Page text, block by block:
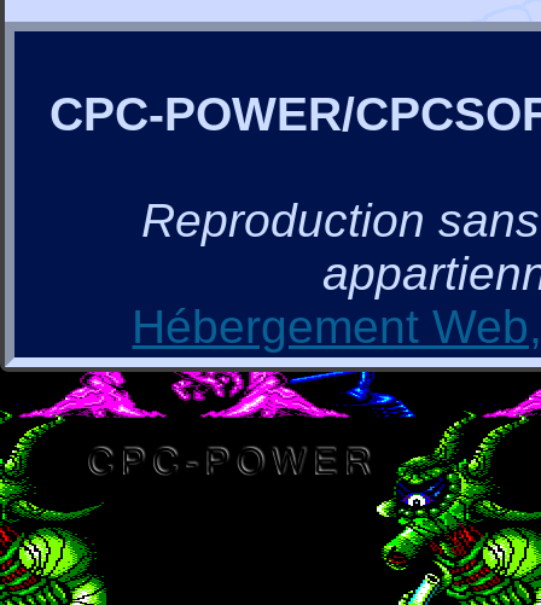
CPC-POWER/
Reproduction
Hébergement